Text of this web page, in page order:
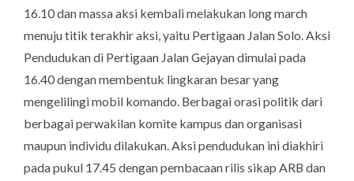
16.10 dan massa aksi kembali melakukan long march
menuju titik terakhir aksi, yaitu Pertigaan Jalan Solo. Aksi
Pendudukan di Pertigaan Jalan Gejayan dimulai pada
16.40 dengan membentuk lingkaran besar yang
mengelilingi mobil komando. Berbagai orasi politik dari
berbagai perwakilan komite kampus dan organisasi
maupun individu dilakukan. Aksi pendudukan ini diakhiri
pada pukul 17.45 dengan pembacaan rilis sikap ARB dan